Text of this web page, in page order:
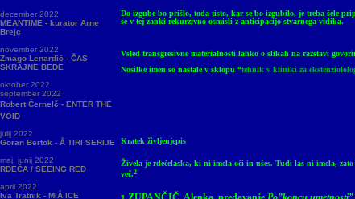
december 2022
MEANTIME - kurator Arne
Brejc
november 2022
Zmago Lenardič - ČAS
SKRAJNE BEDE
oktober 2022
september 2022
Robert Černelč - ENTER THE
VOID
julij 2022
Goran Bertok - Å TIRI SERIJE
maj, junij 2022
RDEČA / SEEING RED
april 2022
Iva Tratnik - MIÅ ICE
Do izgube bo prišlo, toda tisto, kar se bo izgubilo, je treba šele
se v tej zanki rekurzivno osmisli z anticipacijo stvarnega vidika.
Vsled transgresivne materialnosti lahko o slikah na razstavi
Nosilke imen so nastale v sklopu “tehnik v kliniki za
Kratek življenjepis
Živela je rdečelaska, ki ni imela oči in ušes. Tudi las ni imela,
več.2